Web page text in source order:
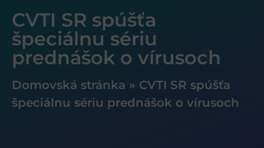
CVTI SR spúšťa
špeciálnu sériu
prednášok o vírusoch
Domovská stránka » CVTI SR spúšťa
špeciálnu sériu prednášok o vírusoch